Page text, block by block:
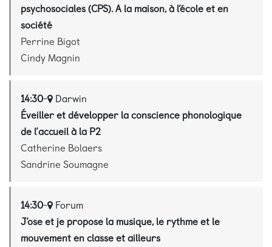
psychosociales (CPS). A la maison, à l’école et en
société
Perrine Bigot
Cindy Magnin
14:30- Darwin
Éveiller et développer la conscience phonologique
de l’accueil à la P2
Catherine Bolaers
Sandrine Soumagne
14:30- Forum
J’ose et je propose la musique, le rythme et le
mouvement en classe et ailleurs